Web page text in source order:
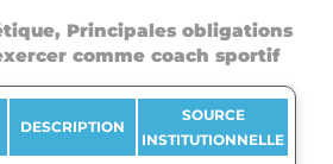
Principales obligations
comme coach sportif
DESCRIPTION
SOURCE
INSTITUTIONNELLE